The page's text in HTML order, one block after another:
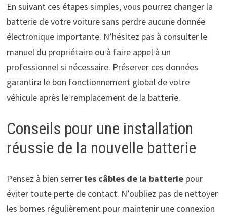
En suivant ces étapes simples, vous pourrez changer la
batterie de votre voiture sans perdre aucune donnée
électronique importante. N’hésitez pas à consulter le
manuel du propriétaire ou à faire appel à un
professionnel si nécessaire. Préserver ces données
garantira le bon fonctionnement global de votre
véhicule après le remplacement de la batterie.
Conseils pour une installation
réussie de la nouvelle batterie
Pensez à bien serrer les câbles de la batteriepour
éviter toute perte de contact. N’oubliez pas de nettoyer
les bornes régulièrement pour maintenir une connexion